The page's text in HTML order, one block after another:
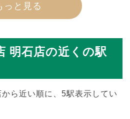
っと見る
明石店の近くの駅
ら近い順に、5駅表示してい